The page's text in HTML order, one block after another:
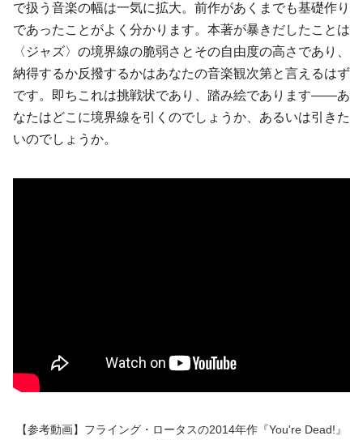
で扱う音楽の幅は一気に拡大。前作があくまでも基礎作り
であったことがよく分かります。本著が暴きだしたことは
〈ジャズ〉の境界線の脆弱さとその自由度の高さであり、
納得するか反撥するかはあなたの音楽観次第と言えるはず
です。即ちこれは挑戦状であり、踏み絵であります――あ
なたはどこに境界線を引くのでしょうか、あるいは引きた
いのでしょうか。
【参考動画】フライング・ロータスの2014年作『You're Dead!』